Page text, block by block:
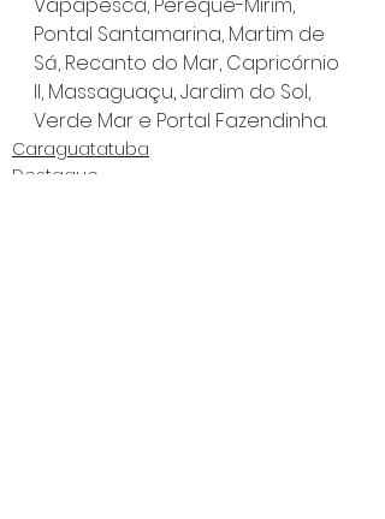
Pontal Santamarina, Martim de
Sá, Recanto do Mar, Capricórnio
II, Massaguaçu, Jardim do Sol,
Verde Mar e Portal Fazendinha.
Caraguatatuba
Destaque